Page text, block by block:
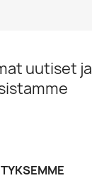
uutiset ja